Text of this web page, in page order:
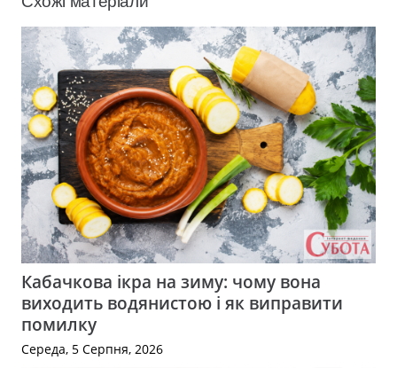
Кабачкова ікра на зиму: чому вона
виходить водянистою і як виправити
помилку
Середа, 5 Серпня, 2026